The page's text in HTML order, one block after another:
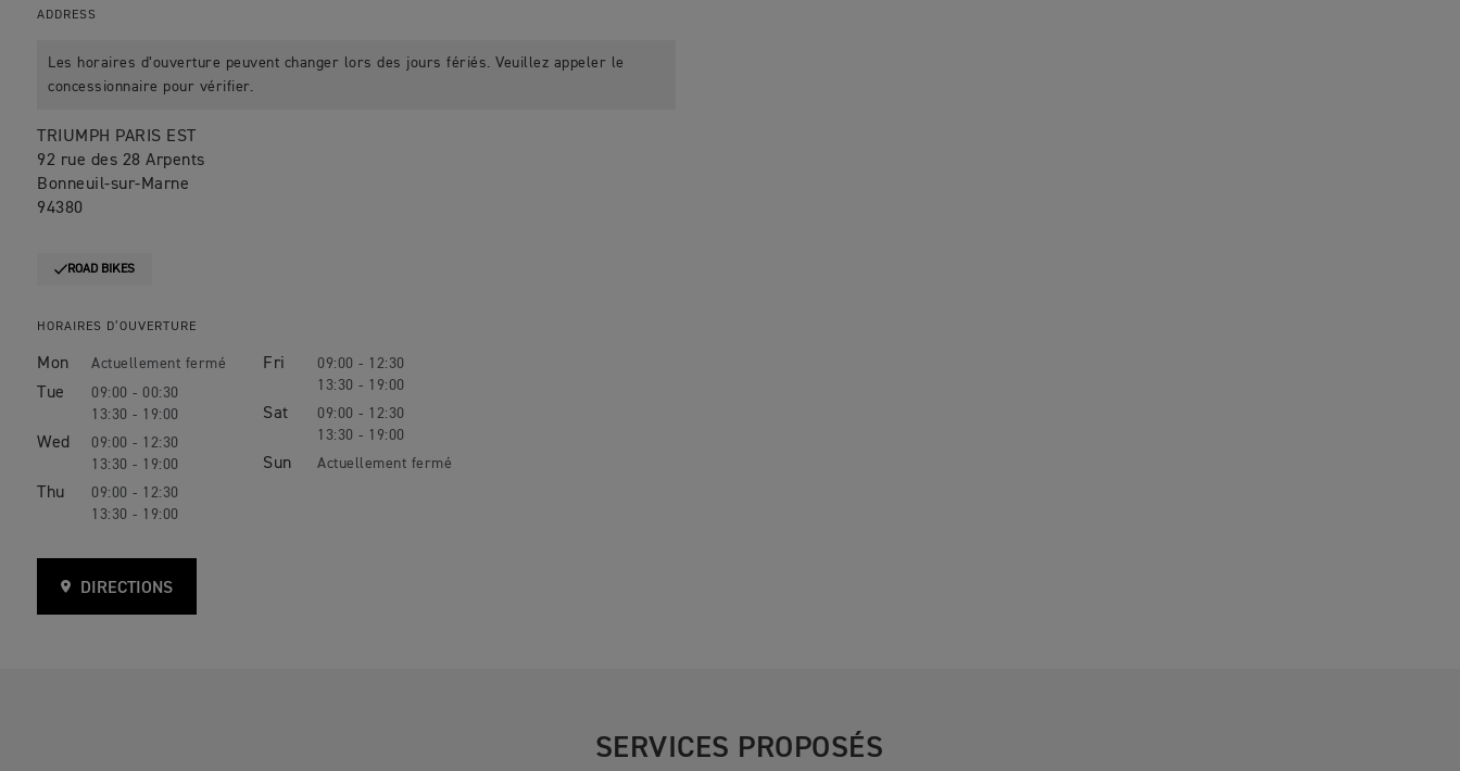
ADDRESS
Les horaires d’ouverture peuvent changer lors des jours fériés. Veuillez appeler le
concessionnaire pour vérifier.
TRIUMPH PARIS EST
92 rue des 28 Arpents
Bonneuil-sur-Marne
94380
ROAD BIKES
HORAIRES D’OUVERTURE
Mon
Tue
09:00 - 00:30
13:30 - 19:00
Wed
09:00 - 12:30
13:30 - 19:00
Thu
09:00 - 12:30
13:30 - 19:00
Fri
09:00 - 12:30
13:30 - 19:00
Sat
09:00 - 12:30
13:30 - 19:00
Sun
DIRECTIONS
SERVICES PROPOSÉS